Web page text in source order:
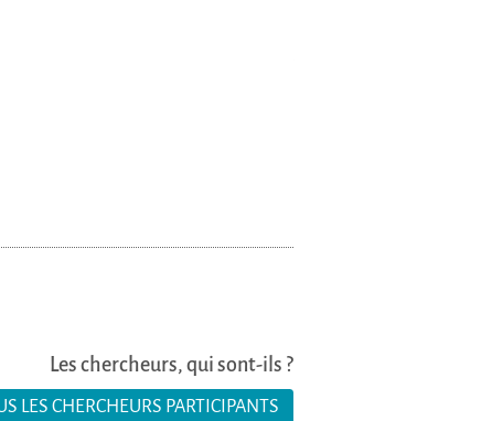
Les chercheurs, qui sont-ils ?
LES CHERCHEURS PARTICIPANTS